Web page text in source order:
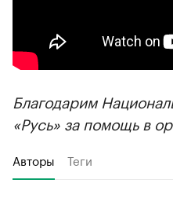
Благодарим
«Русь» за помощь в
Авторы Теги